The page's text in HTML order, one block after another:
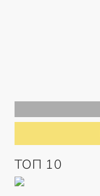
ТОП 10